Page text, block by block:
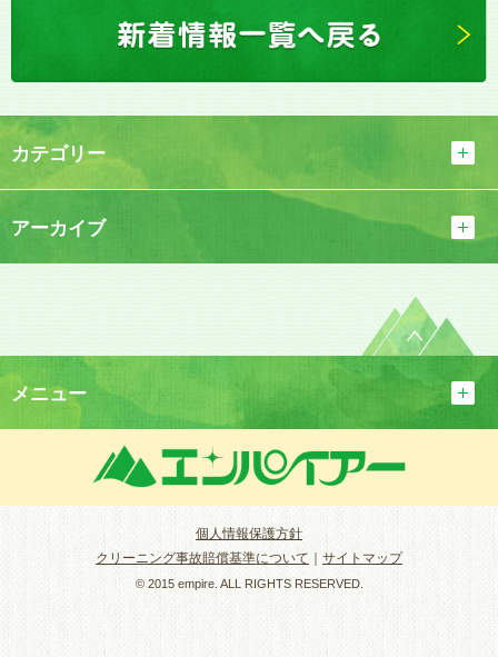
カテゴリー
アーカイブ
メニュー
個人情報保護方針
クリーニング事故賠償基準について
サイトマップ
© 2015 empire. ALL RIGHTS RESERVED.